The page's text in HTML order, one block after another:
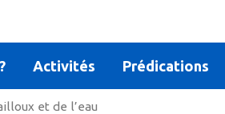
Activités Prédications
et de l’eau